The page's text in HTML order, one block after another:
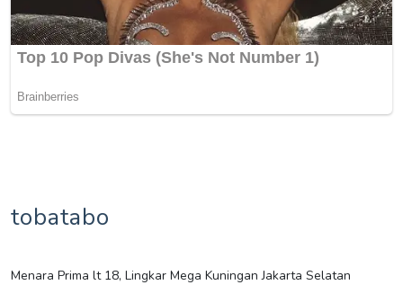
tobatabo
Menara Prima lt 18, Lingkar Mega Kuningan Jakarta Selatan